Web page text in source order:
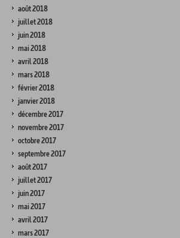
août 2018
juillet 2018
juin 2018
mai 2018
avril 2018
mars 2018
février 2018
janvier 2018
décembre 2017
novembre 2017
octobre 2017
septembre 2017
août 2017
juillet 2017
juin 2017
mai 2017
avril 2017
mars 2017